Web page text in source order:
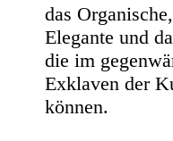
das
Elegante und
die im
Exklaven der
können.